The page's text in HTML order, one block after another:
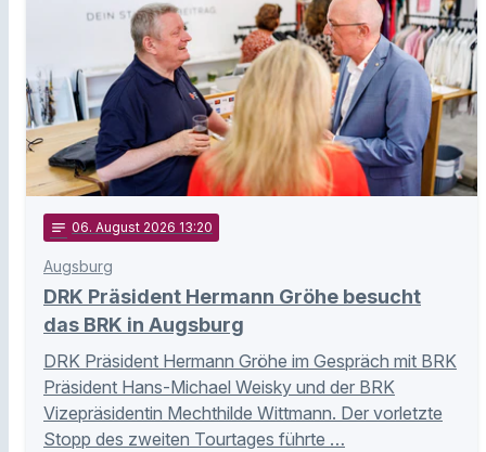
notes 06. August 2026 13:20
Augsburg
DRK Präsident Hermann Gröhe besucht
das BRK in Augsburg
DRK Präsident Hermann Gröhe im Gespräch mit BRK
Präsident Hans-Michael Weisky und der BRK
Vizepräsidentin Mechthilde Wittmann. Der vorletzte
Stopp des zweiten Tourtages führte …